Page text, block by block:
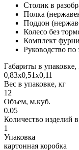
Столик в
Полка
Поддон
Колесо без
Комплект
Руководство по
Габариты в упаковке,
0,83х0,51х0,11
Вес в упаковке, кг
12
Объем, м.куб.
0.05
Количество изделий
1
Упаковка
картонная коробка